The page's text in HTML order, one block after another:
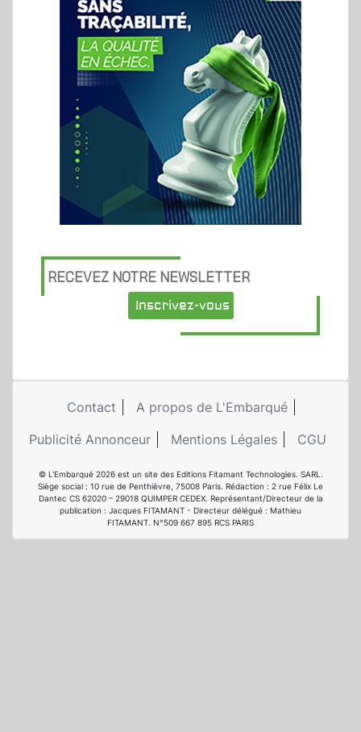
RECEVEZ NOTRE NEWSLETTER
Inscrivez-vous
Contact
A propos de L'Embarqué
Publicité Annonceur
Mentions Légales CGU
© L'Embarqué 2026 est un site des Editions Fitamant Technologies. SARL.
Siège social : 10 rue de Penthièvre, 75008 Paris. Rédaction : 2 rue Félix Le
Dantec CS 62020 – 29018 QUIMPER CEDEX. Représentant/Directeur de la
publication : Jacques FITAMANT - Directeur délégué : Mathieu
FITAMANT. N°509 667 895 RCS PARIS